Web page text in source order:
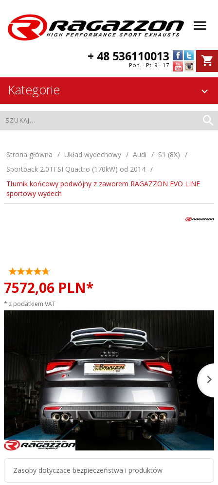
+ 48 536110013
Pon. - Pt. 9 - 17
Kategorie
Strona główna Układ wydechowy Audi
S1 (8X)
Sportback 2.0TFSI Quattro (170kW) od 2014
Tłumik końcowy podwójny z zaworem RAGAZZON EVO LINE
sportowy wydech
7572,06 PLN*
* z podatkiem VAT
Zasoby dotyczące bezpieczeństwa i produktów